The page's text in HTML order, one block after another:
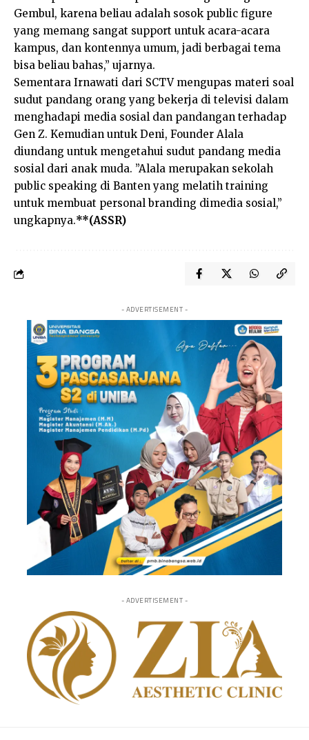
Gembul, karena beliau adalah sosok public figure
yang memang sangat support untuk acara-acara
kampus, dan kontennya umum, jadi berbagai tema
bisa beliau bahas,” ujarnya.
Sementara Irnawati dari SCTV mengupas materi soal
sudut pandang orang yang bekerja di televisi dalam
menghadapi media sosial dan pandangan terhadap
Gen Z. Kemudian untuk Deni, Founder Alala
diundang untuk mengetahui sudut pandang media
sosial dari anak muda. ”Alala merupakan sekolah
public speaking di Banten yang melatih training
untuk membuat personal branding dimedia sosial,”
ungkapnya.**(ASSR)
- ADVERTISEMENT -
- ADVERTISEMENT -